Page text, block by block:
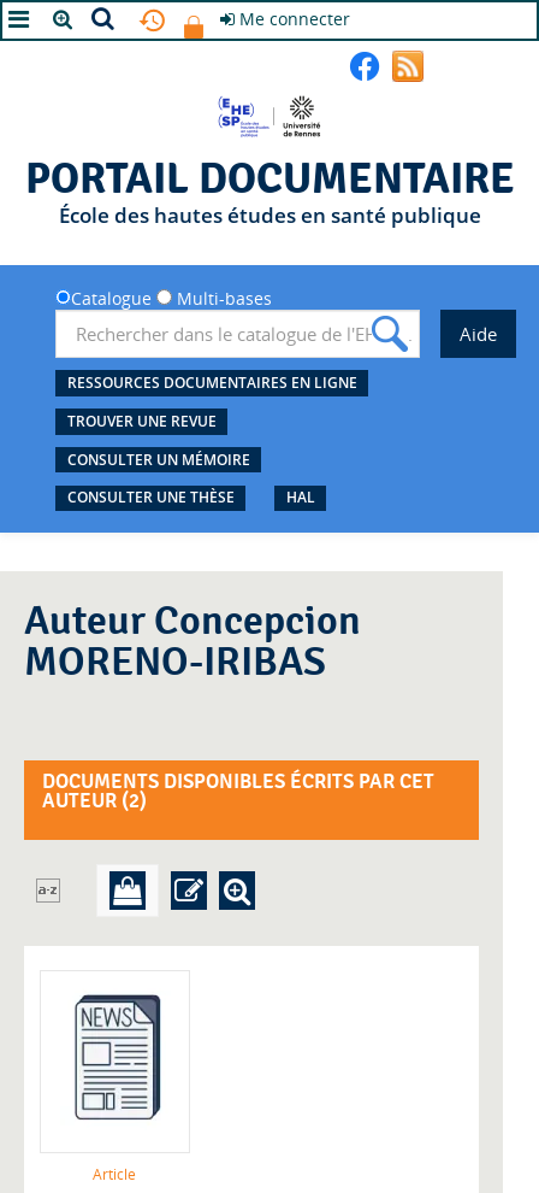
Me connecter
PORTAIL DOCUMENTAIRE
École des hautes études en santé publique
Catalogue Multi-bases
RESSOURCES DOCUMENTAIRES EN LIGNE
TROUVER UNE REVUE
CONSULTER UN MÉMOIRE
CONSULTER UNE THÈSE
HAL
Auteur Concepcion
MORENO-IRIBAS
DOCUMENTS DISPONIBLES ÉCRITS PAR CET
AUTEUR (2)
Article